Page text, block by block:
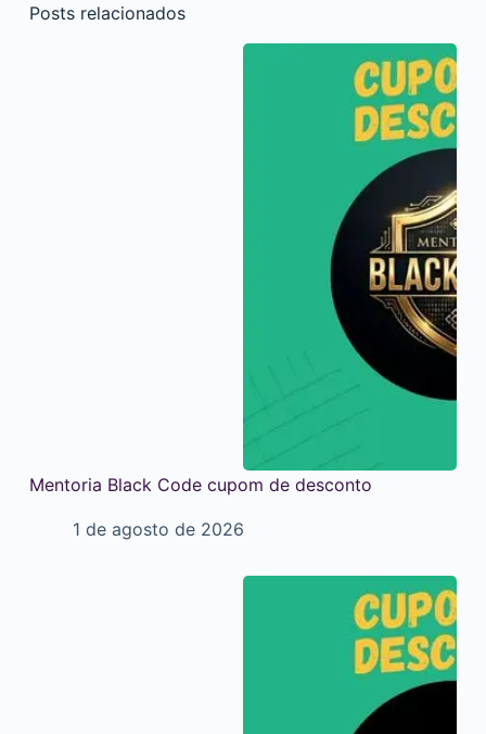
Posts relacionados
Mentoria Black Code cupom de desconto
1 de agosto de 2026